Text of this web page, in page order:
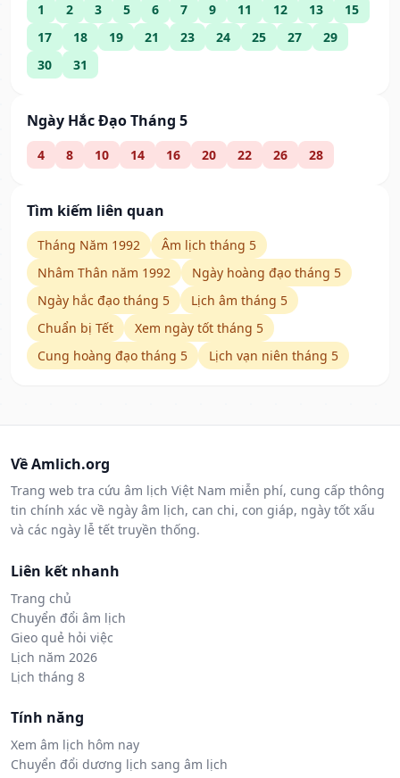
1 2 3 5 6 7 9 11 12 13
15
17
18 19 21 23 24 25 27
29
30
31
Ngày Hắc Đạo Tháng 5
4 8 10 14 16 20 22 26 28
Tìm kiếm liên quan
Tháng Năm 1992
Âm lịch tháng 5
Nhâm Thân năm 1992
Ngày hoàng đạo tháng 5
Ngày hắc đạo tháng 5
Lịch âm tháng 5
Chuẩn bị Tết
Xem ngày tốt tháng 5
Cung hoàng đạo tháng 5
Lịch vạn niên tháng 5
Về Amlich.org
Trang web tra cứu âm lịch Việt Nam miễn phí, cung cấp thông
tin chính xác về ngày âm lịch, can chi, con giáp, ngày tốt xấu
và các ngày lễ tết truyền thống.
Liên kết nhanh
Trang chủ
Chuyển đổi âm lịch
Gieo quẻ hỏi việc
Lịch năm 2026
Lịch tháng 8
Tính năng
Xem âm lịch hôm nay
Chuyển đổi dương lịch sang âm lịch